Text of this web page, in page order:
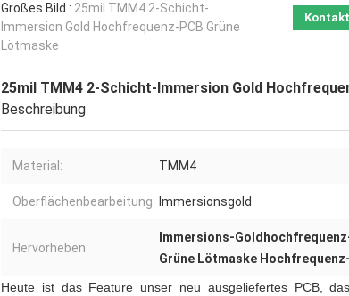
Großes Bild : 25mil TMM4 2-Schicht-
Immersion Gold Hochfrequenz-PCB Grüne
Lötmaske
Kontakt
25mil TMM4 2-Schicht-Immersion Gold
Beschreibung
Material: TMM4
Oberflächenbearbeitung: Immersionsgold
Hervorheben:
Immersions-
Grüne Lötmaske
Heute ist das Feature unser neu ausgeliefertes PCB,